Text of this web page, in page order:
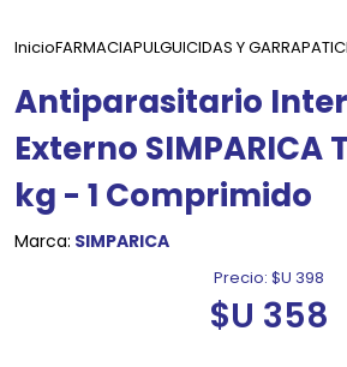
InicioFARMACIAPULGUICIDAS Y
Antiparasitario
Externo SIMPARICA
kg - 1 Comprimido
Marca: SIMPARICA
Precio: $U 398
$U 358